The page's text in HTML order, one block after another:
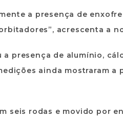
a presença de
acrescenta a
presença de alumínio,
ainda mostraram a
seis rodas e movido por